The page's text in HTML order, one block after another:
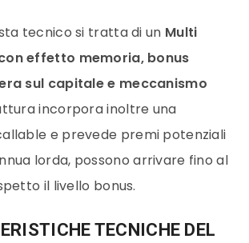
tecnico si tratta di un Multi
effetto memoria, bonus
sul capitale e meccanismo
incorpora inoltre una
e prevede premi potenziali
lorda, possono arrivare fino al
il livello bonus.
TECNICHE DEL